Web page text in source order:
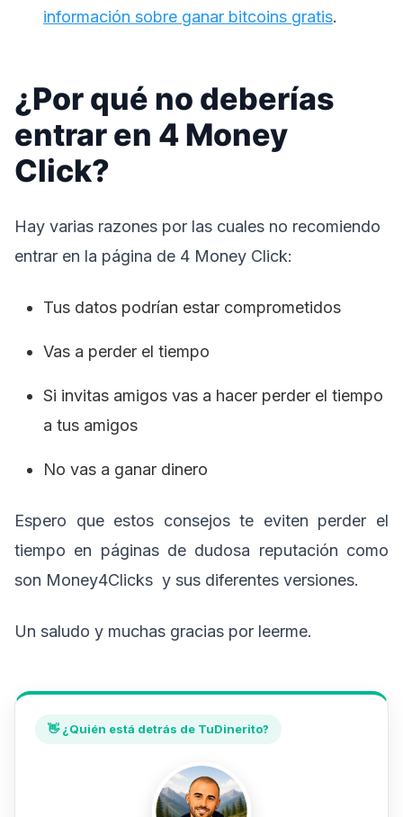
información sobre ganar bitcoins gratis.
¿Por qué no deberías
entrar en 4 Money
Click?
Hay varias razones por las cuales no recomiendo
entrar en la página de 4 Money Click:
Tus datos podrían estar comprometidos
Vas a perder el tiempo
Si invitas amigos vas a hacer perder el tiempo
a tus amigos
No vas a ganar dinero
Espero que estos consejos te eviten perder el
tiempo en páginas de dudosa reputación como
son Money4Clicks y sus diferentes versiones.
Un saludo y muchas gracias por leerme.
👋 ¿Quién está detrás de TuDinerito?